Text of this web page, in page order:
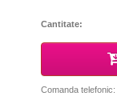
Cantitate:
Comanda telefonic: